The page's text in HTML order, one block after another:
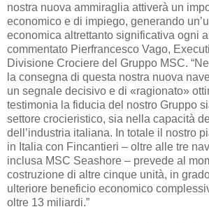
nostra nuova ammiraglia attiverà un
economico e di impiego, generando
economica altrettanto significativa ogni
commentato Pierfrancesco Vago,
Divisione Crociere del Gruppo MSC.
la consegna di questa nostra nuova
un segnale decisivo e di «ragionato»
testimonia la fiducia del nostro Gruppo
settore crocieristico, sia nella capacità
dell’industria italiana. In totale il nostro
in Italia con Fincantieri – oltre alle tre
inclusa MSC Seashore – prevede al
costruzione di altre cinque unità, in
ulteriore beneficio economico
oltre 13 miliardi.”